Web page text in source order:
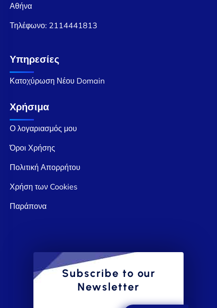
Αθήνα
Τηλέφωνο: 2114441813
Υπηρεσίες
Κατοχύρωση Νέου Domain
Χρήσιμα
Ο λογαριασμός μου
Όροι Χρήσης
Πολιτική Απορρήτου
Χρήση των Cookies
Παράπονα
Subscribe to our
Newsletter